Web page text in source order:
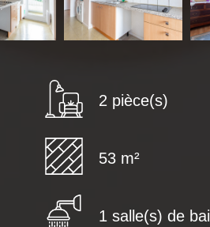
2 pièce(s)
53 m²
1 salle(s) de